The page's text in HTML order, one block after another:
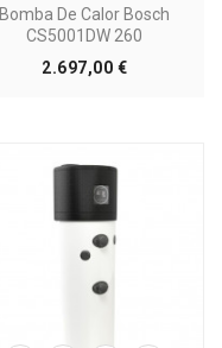
Bomba De Calor Bosch
CS5001DW 260
2.697,00 €Precio